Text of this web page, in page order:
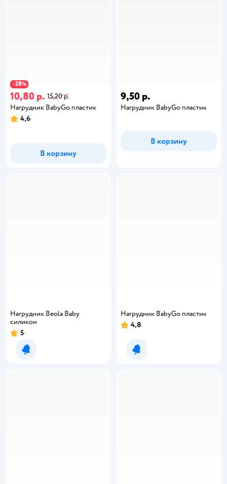
−28%
10,80 р. 15,20 р.
Нагрудник BabyGo пластик
4,6
В корзину
9,50 р.
Нагрудник BabyGo пластик
В корзину
Нагрудник Beola Baby
силикон
5
Уведомить о появлении
Нагрудник BabyGo пластик
4,8
Уведомить о появлении